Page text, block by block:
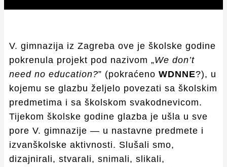
V. gimnazija iz Zagreba ove je školske godine
pokrenula projekt pod nazivom „We don’t
need no education?” (pokraćeno WDNNE?), u
kojemu se glazbu željelo povezati sa školskim
predmetima i sa školskom svakodnevicom.
Tijekom školske godine glazba je ušla u sve
pore V. gimnazije — u nastavne predmete i
izvanškolske aktivnosti. Slušali smo,
dizajnirali, stvarali, snimali, slikali,